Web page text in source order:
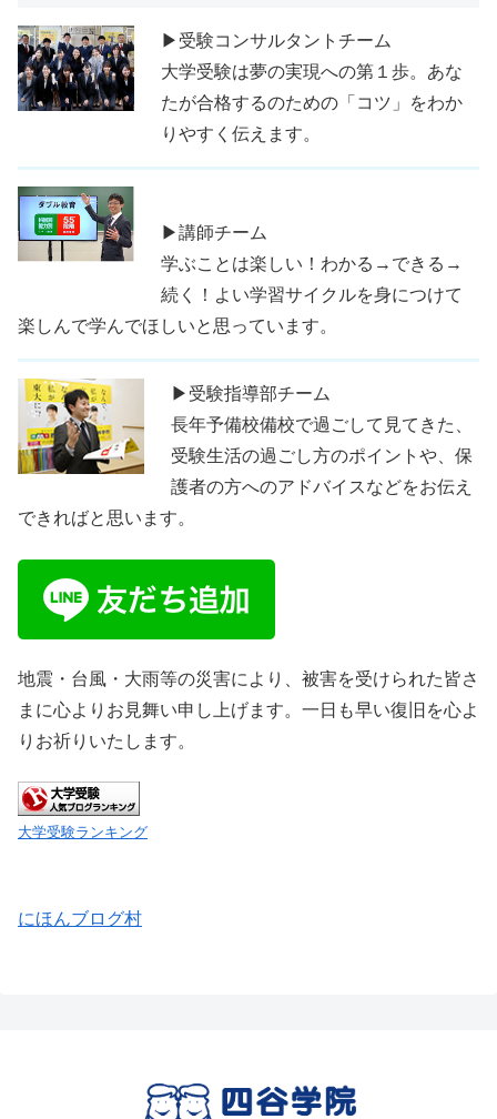
▶受験コンサルタントチーム
大学受験は夢の実現への第１歩。あな
たが合格するのための「コツ」をわか
りやすく伝えます。
▶講師チーム
学ぶことは楽しい！わかる→できる→
続く！よい学習サイクルを身につけて
楽しんで学んでほしいと思っています。
▶受験指導部チーム
長年予備校備校で過ごして見てきた、
受験生活の過ごし方のポイントや、保
護者の方へのアドバイスなどをお伝え
できればと思います。
地震・台風・大雨等の災害により、被害を受けられた皆さ
まに心よりお見舞い申し上げます。一日も早い復旧を心よ
りお祈りいたします。
大学受験ランキング
にほんブログ村